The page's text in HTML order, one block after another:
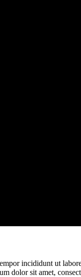
incididunt ut
dolor sit amet,